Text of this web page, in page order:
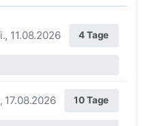
11.08.2026 4 Tage
17.08.2026 10 Tage